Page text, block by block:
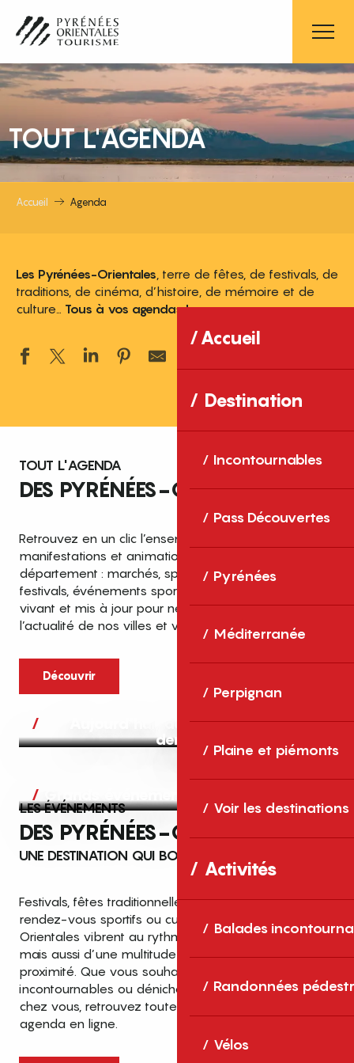
contenu
principal
Accueil
Destination
Incontournables
Pass Découvertes
Pyrénées
Méditerranée
Perpignan
Plaine et piémonts
Voir les destinations
Activités
Balades
Randonnées
Vélos
TOUT L'AGENDA
Accueil Agenda
Les Pyrénées-Orientales , terre de fêtes, de festivals, de
traditions, de cinéma, d’histoire, de mémoire et de
culture… Tous à vos agendas !
TOUT L'AGENDA
DES PYRÉNÉES-ORIENTALES
Retrouvez en un clic l’ensemble des fêtes,
manifestations et animations recensées dans le
département : marchés, spectacles, expositions,
festivals, événements sportifs et culturels… un agenda
vivant et mis à jour pour ne rien manquer de
l’actualité de nos villes et villages.
Découvrir
Aujourd’hui, demain et après-
demain
Grands événements
LES ÉVÉNEMENTS
DES PYRÉNÉES-ORIENTALES
UNE DESTINATION QUI BOUGE TOUTE L’ANNÉE
Festivals, fêtes traditionnelles, concerts, expositions,
rendez-vous sportifs ou culturels… les Pyrénées-
Orientales vibrent au rythme de grands temps forts
mais aussi d’une multitude d’événements de
proximité. Que vous souhaitiez vivre les
incontournables ou dénicher des sorties près de
chez vous, retrouvez toutes les infos dans notre
agenda en ligne.
Top des événements et sorties
en famille
cet été dans les Pyrénées-Orientales
Entre mer Méditerranée, villages de